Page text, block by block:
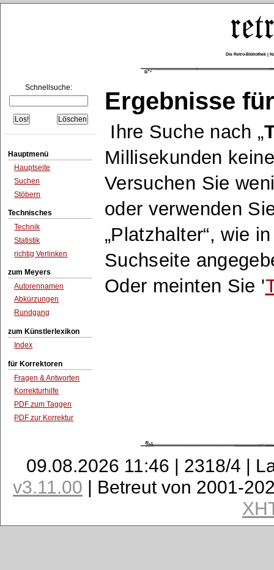
Die Retro-Bibliothek |
Schnellsuche:
Hauptmenü
Hauptseite
Suchen
Stöbern
Technisches
Technik
Statistik
richtig Verlinken
zum Meyers
Autorennamen
Abkürzungen
Rundgang
zum Künstlerlexikon
Index
für Korrektoren
Fragen & Antworten
Korrekturhilfe
PDF zum Taggen
PDF zur Korrektur
Ergebnisse
Ihre Suche nach
Millisekunden
Versuchen Sie
oder verwenden
Platzhalter , wie
Suchseite
Oder meinten Sie '
09.08.2026 11:46 | 2318/4 |
v3.11.00 | Betreut von 2001-